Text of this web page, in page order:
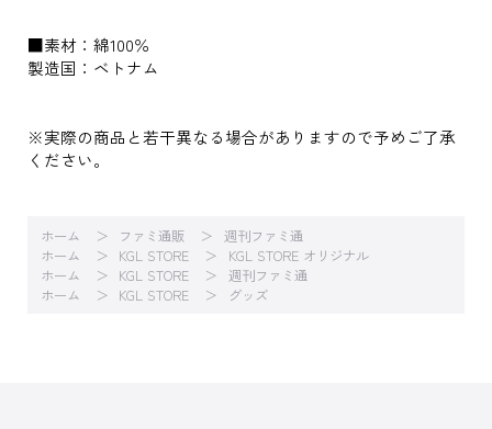
■素材：綿100％
製造国：ベトナム
※実際の商品と若干異なる場合がありますので予めご了承
ください。
ホーム ファミ通販
週刊ファミ通
ホーム
KGL STORE
KGL STORE オリジナル
ホーム
KGL STORE
週刊ファミ通
ホーム
KGL STORE グッズ